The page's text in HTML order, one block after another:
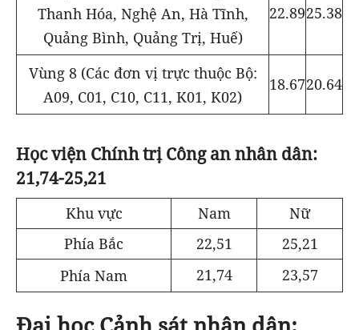
Thanh Hóa, Nghệ An, Hà Tĩnh,
Quảng Bình, Quảng Trị, Huế)
22.8925.38
Vùng 8 (Các đơn vị trực thuộc Bộ:
A09, C01, C10, C11, K01, K02)
18.6720.64
Học viện Chính trị Công an nhân dân:
21,74-25,21
Khu vực Nam
Nữ
Phía Bắc
22,51
25,21
Phía Nam
21,74 23,57